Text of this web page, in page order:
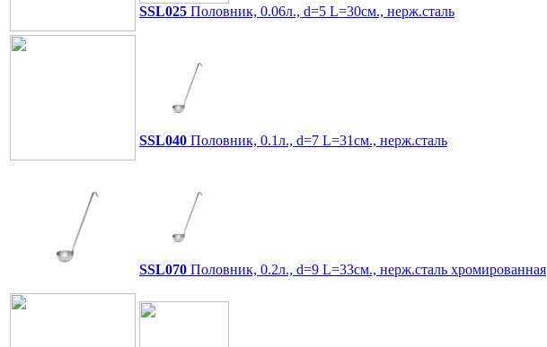
SSL025 Половник, 0.06л., d=5 L=30см., нерж.сталь
SSL040 Половник, 0.1л., d=7 L=31см., нерж.сталь
SSL070 Половник, 0.2л., d=9 L=33см., нерж.сталь хромированная